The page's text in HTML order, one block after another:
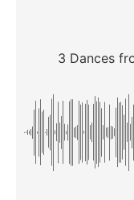
3 Dances